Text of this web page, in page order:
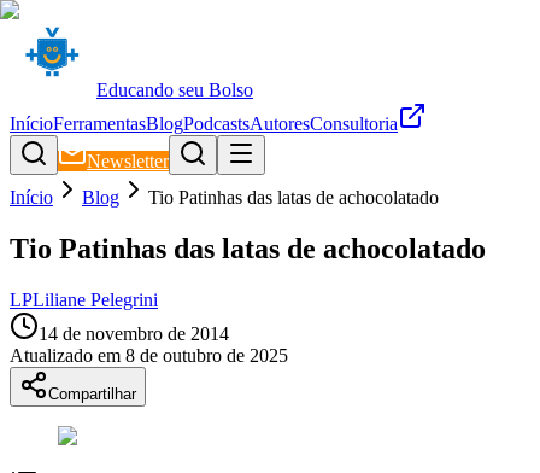
Educando seu Bolso
InícioFerramentasBlogPodcastsAutoresConsultoria
Newsletter
Início
Blog Tio Patinhas das latas de achocolatado
Tio Patinhas das latas de achocolatado
LPLiliane Pelegrini
14 de novembro de 2014
Atualizado em 8 de outubro de 2025
Compartilhar